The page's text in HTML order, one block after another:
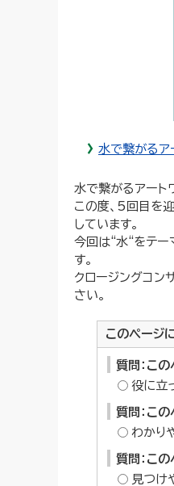
水で繋がる
水で繋がるアート
この度、5回目を
しています。
今回は“水“をテー
す。
クロージングコン
さい。
このページ
質問：こ
役に立
質問：こ
わかり
質問：こ
見つけ